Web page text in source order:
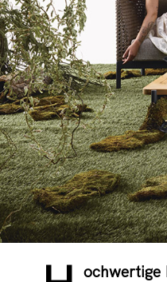
ochwertige